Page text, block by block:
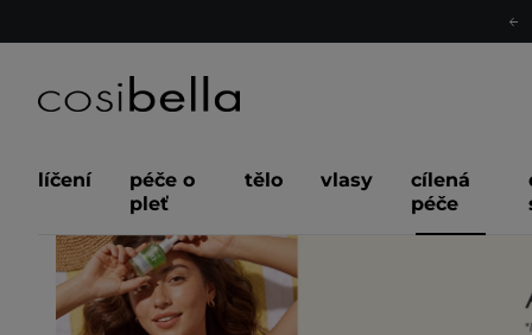
líčení
péče o
pleť
tělo vlasy
cílená
péče